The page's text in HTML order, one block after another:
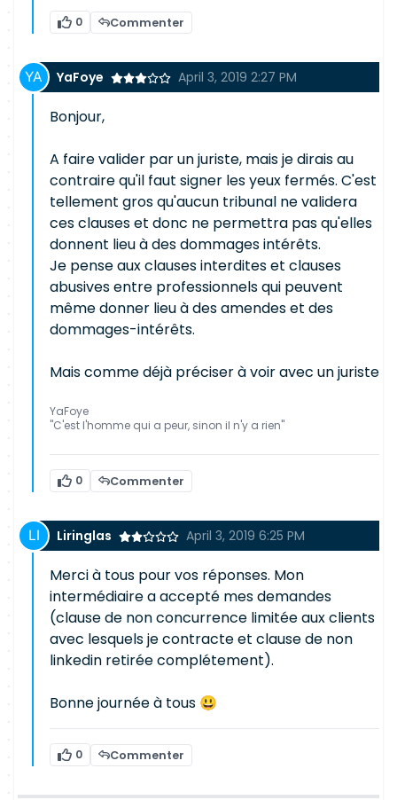
0 Commenter
YaFoye April 3, 2019 2:27 PM
Bonjour,
A faire valider par un juriste, mais je dirais au
contraire qu'il faut signer les yeux fermés. C'est
tellement gros qu'aucun tribunal ne validera
ces clauses et donc ne permettra pas qu'elles
donnent lieu à des dommages intérêts.
Je pense aux clauses interdites et clauses
abusives entre professionnels qui peuvent
même donner lieu à des amendes et des
dommages-intérêts.
Mais comme déjà préciser à voir avec un juriste
YaFoye
"C'est l'homme qui a peur, sinon il n'y a rien"
0 Commenter
Liringlas April 3, 2019 6:25 PM
Merci à tous pour vos réponses. Mon
intermédiaire a accepté mes demandes
(clause de non concurrence limitée aux clients
avec lesquels je contracte et clause de non
linkedin retirée complétement).
Bonne journée à tous 😃
0 Commenter